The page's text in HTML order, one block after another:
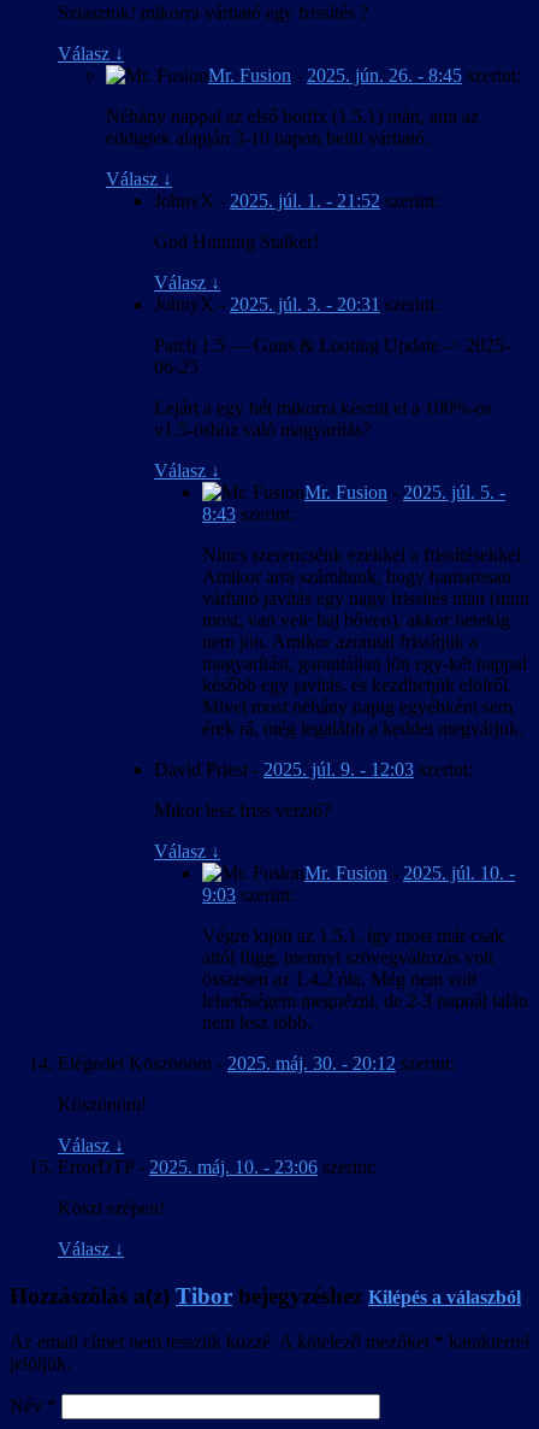
Sziasztok! mikorra várható egy frissítés ?
Válasz ↓
Mr. Fusion - 2025. jún. 26. - 8:45 szerint:
Néhány nappal az első hotfix (1.5.1) után, ami az
eddigiek alapján 3-10 napon belül várható.
Válasz ↓
JohnyX - 2025. júl. 1. - 21:52 szerint:
God Hunting Stalker!
Válasz ↓
JohnyX - 2025. júl. 3. - 20:31 szerint:
Patch 1.5 — Guns & Looting Update -> 2025-
06-25
Lejárt a egy hét mikorra készül el a 100%-os
v1.5-öshöz való magyarítás?
Válasz ↓
Mr. Fusion - 2025. júl. 5. -
8:43 szerint:
Nincs szerencsénk ezekkel a frissítésekkel.
Amikor arra számítunk, hogy hamarosan
várható javítás egy nagy frissítés után (mint
most, van vele baj bőven), akkor hetekig
nem jön. Amikor azonnal frissítjük a
magyarítást, garantáltan jön egy-két nappal
később egy javítás, és kezdhetjük elölről.
Mivel most néhány napig egyébként sem
érek rá, még legalább a keddet megvárjuk.
David Priest - 2025. júl. 9. - 12:03 szerint:
Mikor lesz friss verzió?
Válasz ↓
Mr. Fusion - 2025. júl. 10. -
9:03 szerint:
Végre kijött az 1.5.1, így most már csak
attól függ, mennyi szövegváltozás volt
összesen az 1.4.2 óta. Még nem volt
lehetőségem megnézni, de 2-3 napnál talán
nem lesz több.
Elégedet Köszönöm - 2025. máj. 30. - 20:12 szerint:
Köszönöm!
Válasz ↓
ErrorDTP - 2025. máj. 10. - 23:06 szerint:
Köszi szépen!
Válasz ↓
Hozzászólás a(z) Tibor bejegyzéshez Kilépés a válaszból
Az email címet nem tesszük közzé. A kötelező mezőket * karakterrel
jelöljük.
Név *